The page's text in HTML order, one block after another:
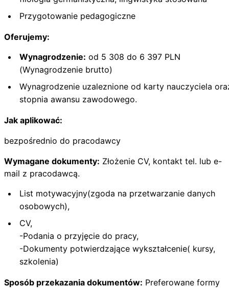
Przygotowanie pedagogiczne
Oferujemy:
Wynagrodzenie: od 5 308 do 6 397 PLN
(Wynagrodzenie brutto)
Wynagrodzenie uzaleznione od karty nauczyciela
stopnia awansu zawodowego.
Jak aplikować:
bezpośrednio do pracodawcy
Wymagane dokumenty: Złożenie CV, kontakt tel. lub e-
mail z pracodawcą.
List motywacyjny(zgoda na przetwarzanie danych
osobowych),
CV,
-Podania o przyjęcie do pracy,
-Dokumenty potwierdzające wykształcenie( kursy,
szkolenia)
Sposób przekazania dokumentów: Preferowane formy